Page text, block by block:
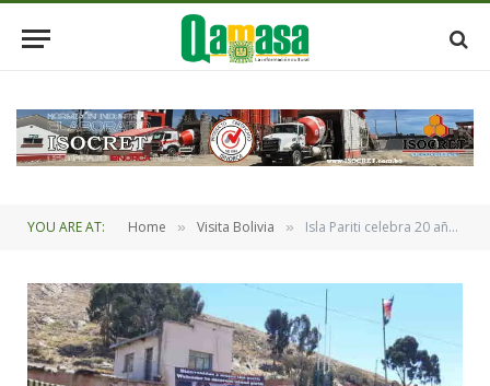
YOU ARE AT: Home » Visita Bolivia » Isla Pariti celebra 20 años de su herencia ancestral y 19 de su museo arqueológico